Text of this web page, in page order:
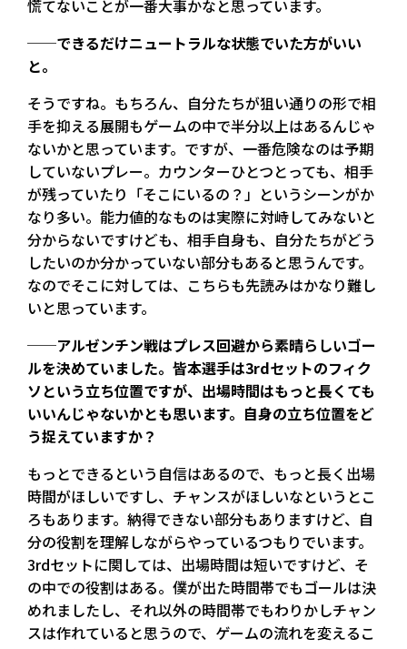
慌てないことが一番大事かなと思っています。
──できるだけニュートラルな状態でいた方がいい
と。
そうですね。もちろん、自分たちが狙い通りの形で相
手を抑える展開もゲームの中で半分以上はあるんじゃ
ないかと思っています。ですが、一番危険なのは予期
していないプレー。カウンターひとつとっても、相手
が残っていたり「そこにいるの？」というシーンがか
なり多い。能力値的なものは実際に対峙してみないと
分からないですけども、相手自身も、自分たちがどう
したいのか分かっていない部分もあると思うんです。
なのでそこに対しては、こちらも先読みはかなり難し
いと思っています。
──アルゼンチン戦はプレス回避から素晴らしいゴー
ルを決めていました。皆本選手は3rdセットのフィク
ソという立ち位置ですが、出場時間はもっと長くても
いいんじゃないかとも思います。自身の立ち位置をど
う捉えていますか？
もっとできるという自信はあるので、もっと長く出場
時間がほしいですし、チャンスがほしいなというとこ
ろもあります。納得できない部分もありますけど、自
分の役割を理解しながらやっているつもりでいます。
3rdセットに関しては、出場時間は短いですけど、そ
の中での役割はある。僕が出た時間帯でもゴールは決
めれましたし、それ以外の時間帯でもわりかしチャン
スは作れていると思うので、ゲームの流れを変えるこ